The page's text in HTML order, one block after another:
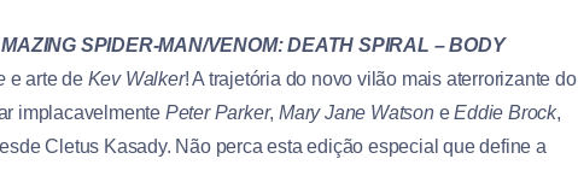
SPIDER-MAN/VENOM: DEATH SPIRAL – BODY
e arte de Kev Walker! A trajetória do novo vilão mais aterrorizante do
implacavelmente Peter Parker,Mary Jane WatsoneEddie Brock,
Cletus Kasady. Não perca esta edição especial que define a